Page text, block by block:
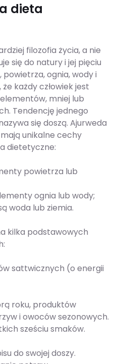
dieta
filozofia życia, a nie
się do natury i jej pięciu
ognia, wody i
że każdy człowiek jest
mniej lub
Tendencję jednego
się doszą. Ajurweda
unikalne cechy
dietetyczne:
powietrza lub
ognia lub wody;
woda lub ziemia.
kilka podstawowych
sattwicznych (o energii
roku, produktów
i owoców sezonowych.
sześciu smaków.
do swojej doszy.